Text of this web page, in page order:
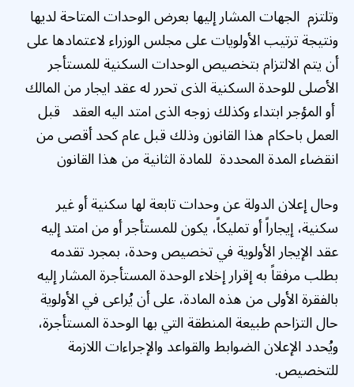
وتلتزم الجهات المشار إليها بعرض الوحدات المتاحة لديها
ونتيجة ترتيب الأولويات على مجلس الوزراء لاعتمادها على
أن يتم الالتزام بتخصيص الوحدات السكنية للمستأجر
الأصلى للوحدة السكنية الذى تحرر له عقد ايجار من المالك
أو المؤجر ابتداء وكذلك زوجه الذى امتد اليه العقد قبل
العمل باحكام هذا القانون وذلك قبل عام كحد أقصى من
انقضاء المدة المحددة للمادة الثانية من هذا القانون
وحال إعلان الدولة عن وحدات تابعة لها سكنية أو غير
سكنية، إيجاراً أو تمليكاً، يكون للمستأجر أو من امتد إليه
عقد الإيجار الأولوية في تخصيص وحدة، بمجرد تقدمه
بطلب مرفقاً به إقرار إخلاء الوحدة المستأجرة المشار إليه
بالفقرة الأولى من هذه المادة، على أن يُراعى في الأولوية
حال التزاحم طبيعة المنطقة التي بها الوحدة المستأجرة،
ويُحدد الإعلان الضوابط والقواعد والإجراءات اللازمة
للتخصيص.